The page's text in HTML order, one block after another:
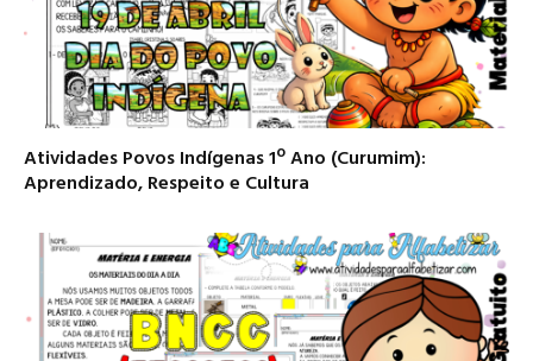
Atividades Povos Indígenas 1º Ano (Curumim):
Aprendizado, Respeito e Cultura